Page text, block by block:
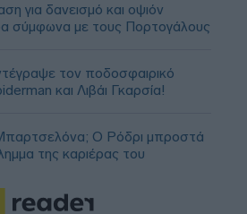
για δανεισμό και οψιόν
σύμφωνα με τους Πορτογάλους
τον ποδοσφαιρικό
και Λιβάι Γκαρσία!
Ο Ρόδρι μπροστά
της καριέρας του